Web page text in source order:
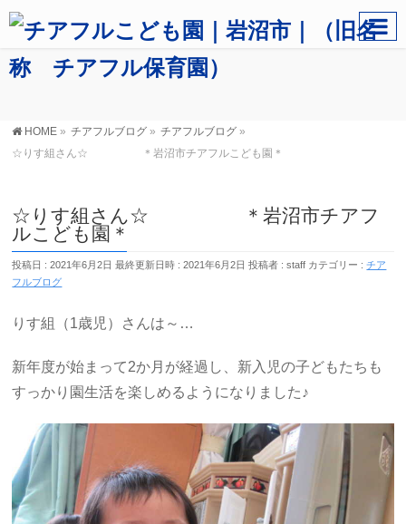
HOME » チアフルブログ » チアフルブログ »
☆りす組さん☆ ＊岩沼市チアフルこども園＊
☆りす組さん☆ ＊岩沼市チアフ
ルこども園＊
投稿日 : 2021年6月2日 最終更新日時 : 2021年6月2日 投稿者 :staff カテゴリー :チア
フルブログ
りす組（1歳児）さんは～…
新年度が始まって2か月が経過し、新入児の子どもたちも
すっかり園生活を楽しめるようになりました♪